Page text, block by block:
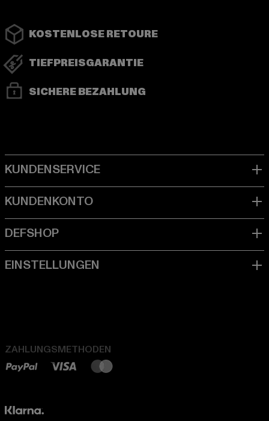
KOSTENLOSE RETOURE
TIEFPREISGARANTIE
SICHERE BEZAHLUNG
ZAHLUNGSMETHODEN